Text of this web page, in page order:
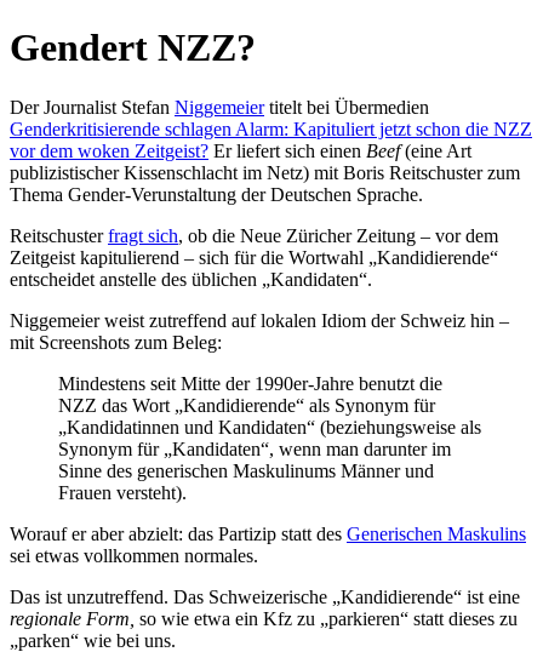
Gendert NZZ?
Der Journalist Stefan Niggemeiertitelt bei Übermedien
Genderkritisierende schlagen Alarm: Kapituliert jetzt schon die NZZ
vor dem woken Zeitgeist? Er liefert sich einen Beef(eine Art
publizistischer Kissenschlacht im Netz) mit Boris Reitschuster zum
Thema Gender-Verunstaltung der Deutschen Sprache.
Reitschusterfragt sich, ob die Neue Züricher Zeitung – vor dem
Zeitgeist kapitulierend – sich für die Wortwahl „Kandidierende“
entscheidet anstelle des üblichen „Kandidaten“.
Niggemeier weist zutreffend auf lokalen Idiom der Schweiz hin –
mit Screenshots zum Beleg:
Mindestens seit Mitte der 1990er-Jahre benutzt die
NZZ das Wort „Kandidierende“ als Synonym für
„Kandidatinnen und Kandidaten“ (beziehungsweise als
Synonym für „Kandidaten“, wenn man darunter im
Sinne des generischen Maskulinums Männer und
Frauen versteht).
Worauf er aber abzielt: das Partizip statt des Generischen Maskulins
sei etwas vollkommen normales.
Das ist unzutreffend. Das Schweizerische „Kandidierende“ ist eine
regionale Form, so wie etwa ein Kfz zu „parkieren“ statt dieses zu
„parken“ wie bei uns.